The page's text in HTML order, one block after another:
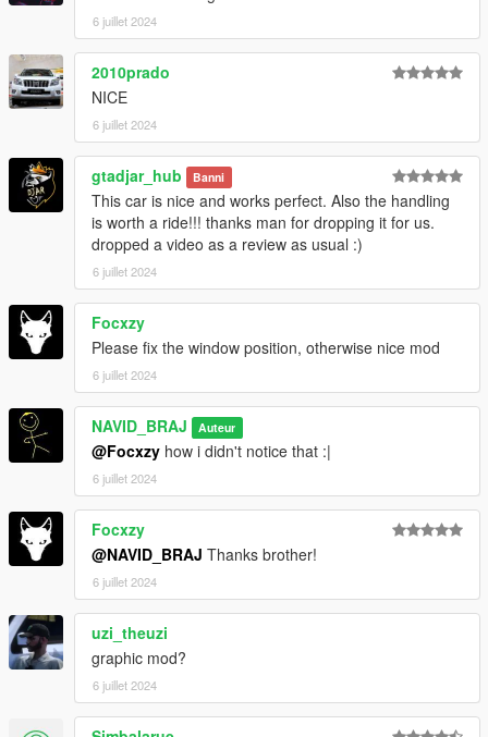
6 juillet 2024
2010prado
NICE
6 juillet 2024
gtadjar_hub Banni
This car is nice and works perfect. Also the handling
is worth a ride!!! thanks man for dropping it for us.
dropped a video as a review as usual :)
6 juillet 2024
Focxzy
Please fix the window position, otherwise nice mod
6 juillet 2024
NAVID_BRAJ Auteur
@Focxzy how i didn't notice that :|
6 juillet 2024
Focxzy
@NAVID_BRAJ Thanks brother!
6 juillet 2024
uzi_theuzi
graphic mod?
6 juillet 2024